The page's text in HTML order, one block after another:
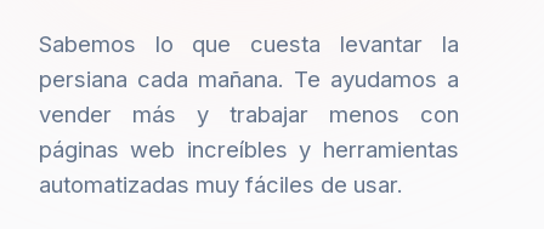
Sabemos lo que cuesta levantar la
persiana cada mañana. Te ayudamos a
vender más y trabajar menos con
páginas web increíbles y herramientas
automatizadas muy fáciles de usar.